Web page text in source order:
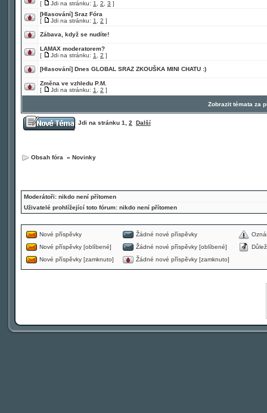
[
Jdi na stránku: 1 2 3 ]
[Hlasování] Sraz Fóra
[
Jdi na stránku: 1 2 ]
Zábava, když se nudíte!
LAMAX moderatorem?
[
Jdi na stránku: 1 2 ]
[Hlasování] Dnes GLOBAL SRAZ ZKOUŠKA MINI CHATU :)
Změna ve vzhledu P.M.
[
Jdi na stránku: 1 2 ]
Zobrazit témata za
Jdi na stránku 1 2 Další
Obsah fóra » Novinky
Moderátoři: nikdo není přítomen
Uživatelé prohlížející toto fórum: nikdo není přítomen
Nové příspěvky Žádné nové příspěvky
Nové příspěvky [oblíbené]
Žádné nové příspěvky [oblíbené]
Nové příspěvky [zamknuto]
Žádné nové příspěvky [zamknuto]